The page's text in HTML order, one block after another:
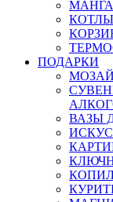
ПОДАРКИ
ВАЗЫ